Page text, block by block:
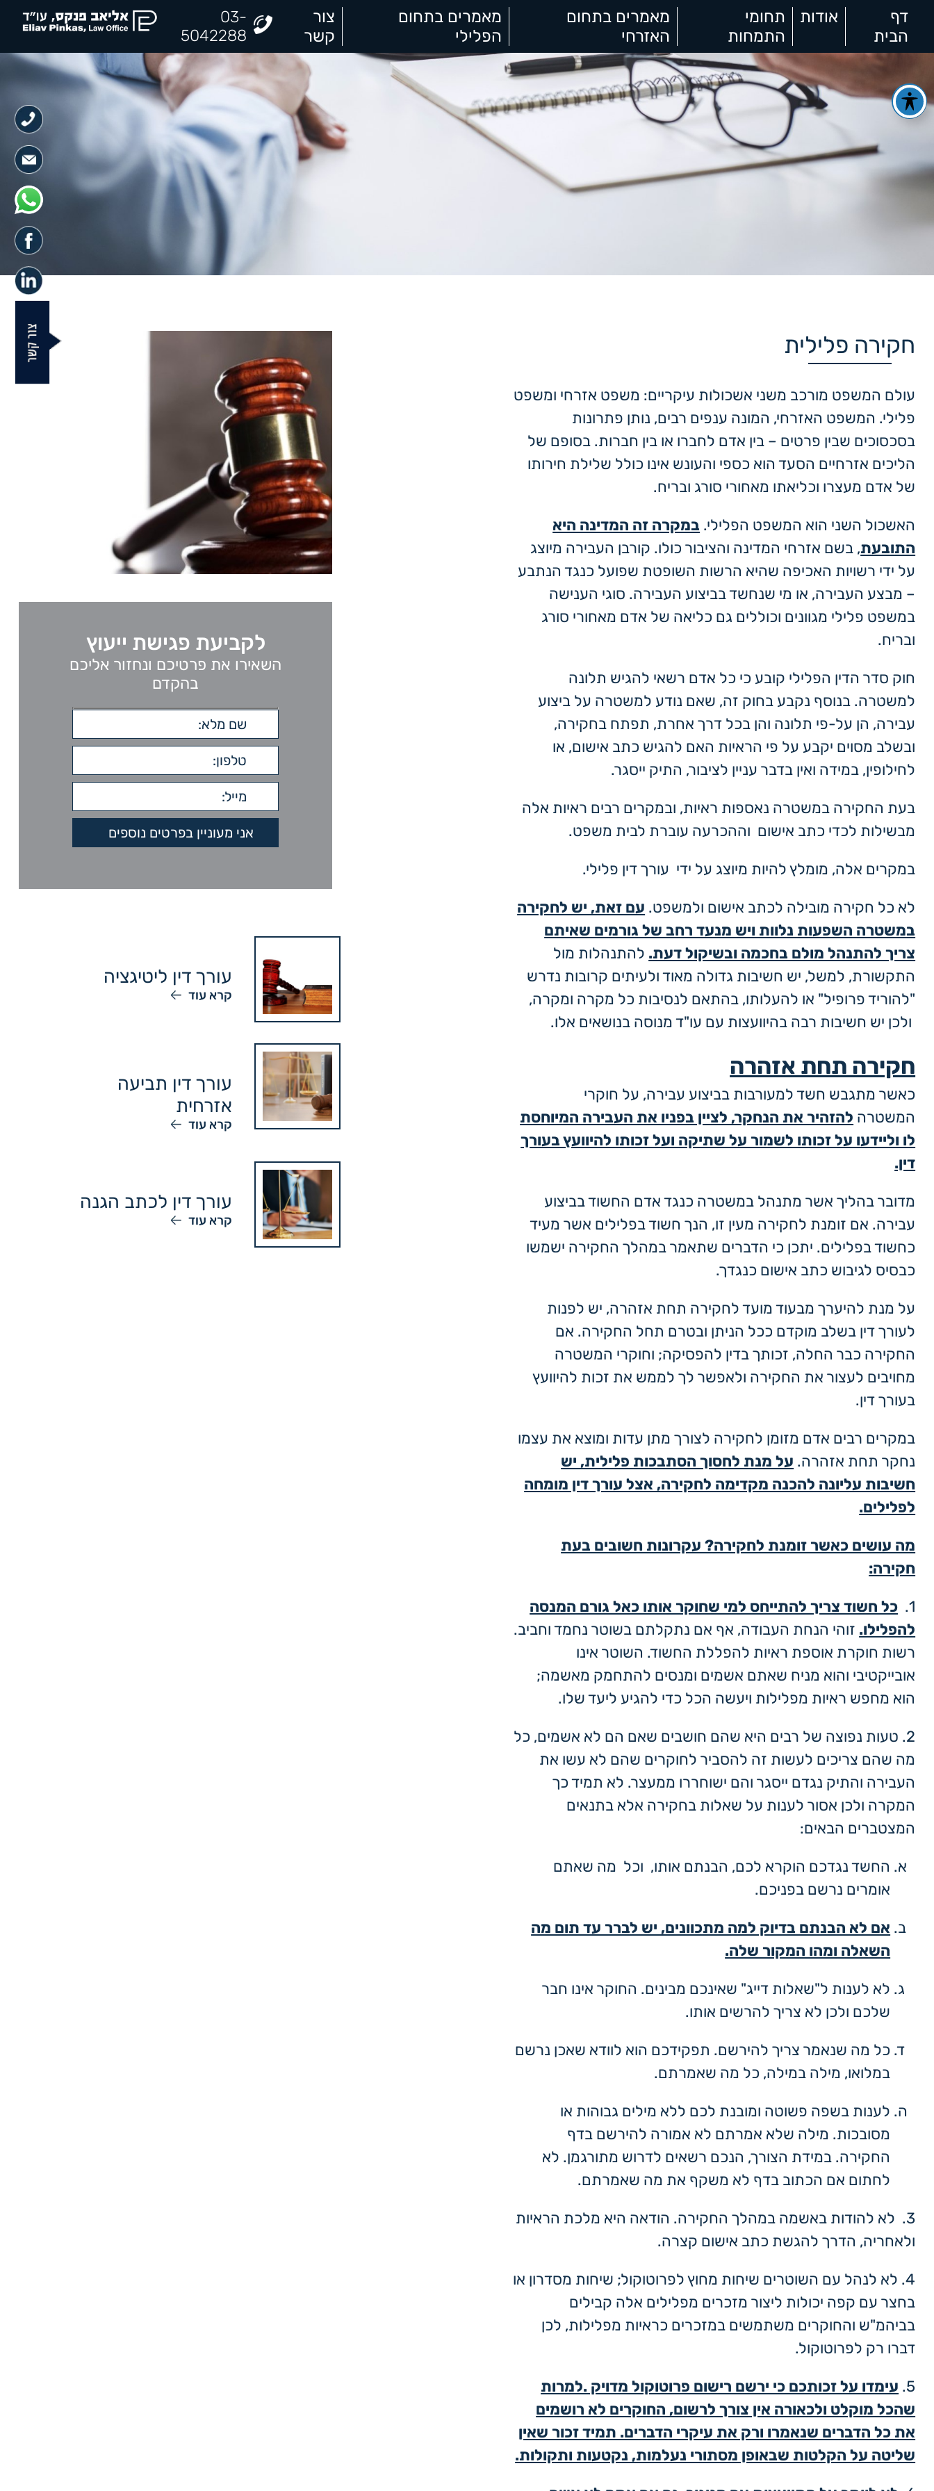
דף
הבית
אודות
תחומי
התמחות
מאמרים בתחום
האזרחי
מאמרים בתחום
הפלילי
צור
קשר
03-
5042288
חקירה פלילית
עולם המשפט מורכב משני אשכולות עיקריים: משפט אזרחי ומשפט
פלילי. המשפט האזרחי, המונה ענפים רבים, נותן פתרונות
בסכסוכים שבין פרטים – בין אדם לחברו או בין חברות. בסופם של
הליכים אזרחיים הסעד הוא כספי והעונש אינו כולל שלילת חירותו
של אדם מעצרו וכליאתו מאחורי סורג ובריח.
האשכול השני הוא המשפט הפלילי. במקרה זה המדינה היא
התובעת, בשם אזרחי המדינה והציבור כולו. קורבן העבירה מיוצג
על ידי רשויות האכיפה שהיא הרשות השופטת שפועל כנגד הנתבע
– מבצע העבירה, או מי שנחשד בביצוע העבירה. סוגי הענישה
במשפט פלילי מגוונים וכוללים גם כליאה של אדם מאחורי סורג
ובריח.
חוק סדר הדין הפלילי קובע כי כל אדם רשאי להגיש תלונה
למשטרה. בנוסף נקבע בחוק זה, שאם נודע למשטרה על ביצוע
עבירה, הן על-פי תלונה והן בכל דרך אחרת, תפתח בחקירה,
ובשלב מסוים יקבע על פי הראיות האם להגיש כתב אישום, או
לחילופין, במידה ואין בדבר עניין לציבור, התיק ייסגר.
בעת החקירה במשטרה נאספות ראיות, ובמקרים רבים ראיות אלה
מבשילות לכדי כתב אישום וההכרעה עוברת לבית משפט.
במקרים אלה, מומלץ להיות מיוצג על ידי עורך דין פלילי.
לא כל חקירה מובילה לכתב אישום ולמשפט. עם זאת, יש לחקירה
במשטרה השפעות נלוות ויש מנעד רחב של גורמים שאיתם
צריך להתנהל מולם בחכמה ובשיקול דעת. להתנהלות מול
התקשורת, למשל, יש חשיבות גדולה מאוד ולעיתים קרובות נדרש
"להוריד פרופיל" או להעלותו, בהתאם לנסיבות כל מקרה ומקרה,
ולכן יש חשיבות רבה בהיוועצות עם עו"ד מנוסה בנושאים אלו.
חקירה תחת אזהרה
כאשר מתגבש חשד למעורבות בביצוע עבירה, על חוקרי
המשטרה להזהיר את הנחקר, לציין בפניו את העבירה המיוחסת
לו וליידעו על זכותו לשמור על שתיקה ועל זכותו להיוועץ בעורך
דין.
מדובר בהליך אשר מתנהל במשטרה כנגד אדם החשוד בביצוע
עבירה. אם זומנת לחקירה מעין זו, הנך חשוד בפלילים אשר מעיד
כחשוד בפלילים. יתכן כי הדברים שתאמר במהלך החקירה ישמשו
כבסיס לגיבוש כתב אישום כנגדך.
על מנת להיערך מבעוד מועד לחקירה תחת אזהרה, יש לפנות
לעורך דין בשלב מוקדם ככל הניתן ובטרם תחל החקירה. אם
החקירה כבר החלה, זכותך בדין להפסיקה; וחוקרי המשטרה
מחויבים לעצור את החקירה ולאפשר לך לממש את זכות להיוועץ
בעורך דין.
במקרים רבים אדם מזומן לחקירה לצורך מתן עדות ומוצא את עצמו
נחקר תחת אזהרה. על מנת לחסוך הסתבכות פלילית, יש
חשיבות עליונה להכנה מקדימה לחקירה, אצל עורך דין מומחה
לפלילים.
מה עושים כאשר זומנת לחקירה? עקרונות חשובים בעת
חקירה:
1. כל חשוד צריך להתייחס למי שחוקר אותו כאל גורם המנסה
להפלילו. זוהי הנחת העבודה, אף אם נתקלתם בשוטר נחמד וחביב.
רשות חוקרת אוספת ראיות להפללת החשוד. השוטר אינו
אובייקטיבי והוא מניח שאתם אשמים ומנסים להתחמק מאשמה;
הוא מחפש ראיות מפלילות ויעשה הכל כדי להגיע ליעד שלו.
2. טעות נפוצה של רבים היא שהם חושבים שאם הם לא אשמים, כל
מה שהם צריכים לעשות זה להסביר לחוקרים שהם לא עשו את
העבירה והתיק נגדם ייסגר והם ישוחררו ממעצר. לא תמיד כך
המקרה ולכן אסור לענות על שאלות בחקירה אלא בתנאים
המצטברים הבאים:
החשד נגדכם הוקרא לכם, הבנתם אותו, וכל מה שאתם
אומרים נרשם בפניכם.
אם לא הבנתם בדיוק למה מתכוונים, יש לברר עד תום מה
השאלה ומהו המקור שלה.
לא לענות ל"שאלות דייג" שאינכם מבינים. החוקר אינו חבר
שלכם ולכן לא צריך להרשים אותו.
כל מה שנאמר צריך להירשם. תפקידכם הוא לוודא שאכן נרשם
במלואו, מילה במילה, כל מה שאמרתם.
לענות בשפה פשוטה ומובנת לכם ללא מילים גבוהות או
מסובכות. מילה שלא אמרתם לא אמורה להירשם בדף
החקירה. במידת הצורך, הנכם רשאים לדרוש מתורגמן. לא
לחתום אם הכתוב בדף לא משקף את מה שאמרתם.
3. לא להודות באשמה במהלך החקירה. הודאה היא מלכת הראיות
ולאחריה, הדרך להגשת כתב אישום קצרה.
4. לא לנהל עם השוטרים שיחות מחוץ לפרוטוקול; שיחות מסדרון או
בחצר עם קפה יכולות ליצור מזכרים מפלילים אלה קבילים
בביהמ"ש והחוקרים משתמשים במזכרים כראיות מפלילות, לכן
דברו רק לפרוטוקול.
5. עימדו על זכותכם כי ירשם רישום פרוטוקול מדויק .למרות
שהכל מוקלט ולכאורה אין צורך לרשום, החוקרים לא רושמים
את כל הדברים שנאמרו ורק את עיקרי הדברים. תמיד זכור שאין
שליטה על הקלטות שבאופן מסתורי נעלמות, נקטעות ותקולות.
לקביעת פגישת ייעוץ
השאירו את פרטיכם ונחזור אליכם
בהקדם
עורך דין ליטיגציה
קרא עוד
עורך דין תביעה
אזרחית
קרא עוד
עורך דין לכתב הגנה
קרא עוד